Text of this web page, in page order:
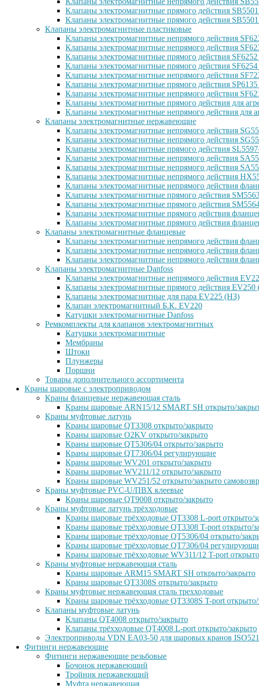
Клапаны электромагнитные прямого действия
Клапаны электромагнитные прямого действия
Клапаны электромагнитные пластиковые
Клапаны электромагнитные непрямого действия
Клапаны электромагнитные непрямого действия
Клапаны электромагнитные прямого действия
Клапаны электромагнитные прямого действия
Клапаны электромагнитные непрямого действия
Клапаны электромагнитные прямого действия
Клапаны электромагнитные непрямого действия
Клапаны электромагнитные прямого действия для
Клапаны электромагнитные непрямого действия для
Клапаны электромагнитные нержавеющие
Клапаны электромагнитные непрямого действия
Клапаны электромагнитные непрямого действия
Клапаны электромагнитные прямого действия
Клапаны электромагнитные непрямого действия
Клапаны электромагнитные непрямого действия
Клапаны электромагнитные непрямого действия
Клапаны электромагнитные непрямого действия
Клапаны электромагнитные прямого действия
Клапаны электромагнитные прямого действия
Клапаны электромагнитные прямого действия
Клапаны электромагнитные прямого действия
Клапаны электромагнитные фланцевые
Клапаны электромагнитные непрямого действия
Клапаны электромагнитные непрямого действия
Клапаны электромагнитные непрямого действия
Клапаны электромагнитные Danfoss
Клапаны электромагнитные непрямого действия
Клапаны электромагнитные прямого действия EV250
Клапаны электромагнитные для пара EV225 (НЗ)
Клапан электромагнитный Б.К. EV220
Катушки электромагнитные Danfoss
Ремкомплекты для клапанов электромагнитных
Катушки электромагнитные
Мембраны
Штоки
Плунжеры
Поршни
Товары дополнительного ассортимента
Краны шаровые с электроприводом
Краны фланцевые нержавеющая сталь
Краны шаровые ARN15/12 SMART SH открыто/
Краны муфтовые латунь
Краны шаровые QT3308 открыто/закрыто
Краны шаровые O2KV открыто/закрыто
Краны шаровые QT5306/04 открыто/закрыто
Краны шаровые QT7306/04 регулирующие
Краны шаровые WV201 открыто/закрыто
Краны шаровые WV211/12 открыто/закрыто
Краны шаровые WV251/52 открыто/закрыто
Краны муфтовые PVC-U/ПВХ клеевые
Краны шаровые QT9008 открыто/закрыто
Краны муфтовые латунь трёхходовые
Краны шаровые трёхходовые QT3308 L-port открыто/
Краны шаровые трёхходовые QT3308 T-port открыто/
Краны шаровые трёхходовые QT5306/04 открыто/
Краны шаровые трёхходовые QT7306/04
Краны шаровые трёхходовые WV311/12 T-port
Краны муфтовые нержавеющая сталь
Краны шаровые ARM15 SMART SH открыто/закрыто
Краны шаровые QT3308S открыто/закрыто
Краны муфтовые нержавеющая сталь трехходовые
Краны шаровые трёхходовые QT3308S T-port открыто/
Клапаны муфтовые латунь
Клапаны QT4008 открыто/закрыто
Клапаны трёхходовые QT4008 L-port открыто/закрыто
Электроприводы VDN EA03-50 для шаровых кранов
Фитинги нержавеющие
Фитинги нержавеющие резьбовые
Бочонок нержавеющий
Тройник нержавеющий
Муфта нержавеющая